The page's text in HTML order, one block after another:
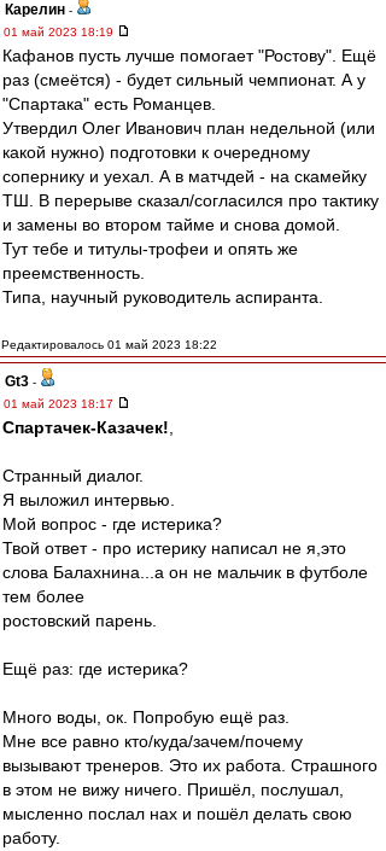
Карелин -
01 май 2023 18:19
Кафанов пусть лучше помогает "Ростову". Ещё
раз (смеётся) - будет сильный чемпионат. А у
"Спартака" есть Романцев.
Утвердил Олег Иванович план недельной (или
какой нужно) подготовки к очередному
сопернику и уехал. А в матчдей - на скамейку
ТШ. В перерыве сказал/согласился про тактику
и замены во втором тайме и снова домой.
Тут тебе и титулы-трофеи и опять же
преемственность.
Типа, научный руководитель аспиранта.
Редактировалось 01 май 2023 18:22
Gt3 -
01 май 2023 18:17
Спартачек-Казачек!
Странный диалог.
Я выложил интервью.
Мой вопрос - где истерика?
Твой ответ - про истерику написал не я,это
слова Балахнина...а он не мальчик в футболе
тем более
ростовский парень.
Ещё раз: где истерика?
Много воды, ок. Попробую ещё раз.
Мне все равно кто/куда/зачем/почему
вызывают тренеров. Это их работа. Страшного
в этом не вижу ничего. Пришёл, послушал,
мысленно послал нах и пошёл делать свою
работу.